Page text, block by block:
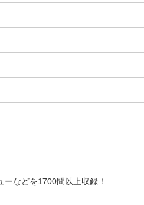
などを1700問以上収録！